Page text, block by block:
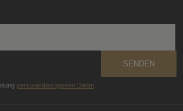
SENDEN
personenbezogenen Daten.